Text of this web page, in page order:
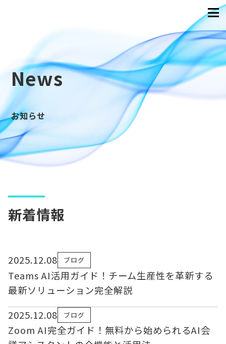
News
お知らせ
新着情報
2025.12.08 ブログ
Teams AI活用ガイド！チーム生産性を革新する
最新ソリューション完全解説
2025.12.08
ブログ
Zoom AI完全ガイド！無料から始められるAI会